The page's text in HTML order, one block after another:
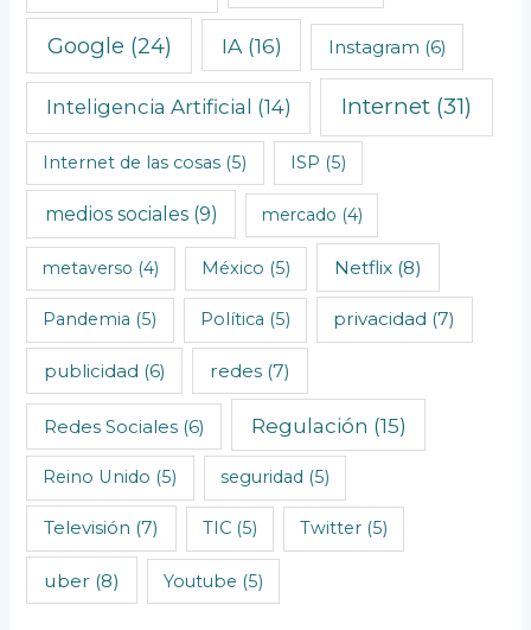
s
Google (24) IA(16) Instagram (6)
Inteligencia Artificial (14) Internet (31)
Internet de las cosas (5) ISP (5)
medios sociales(9) mercado (4)
metaverso (4) México (5) Netflix(8)
Pandemia (5) Política (5) privacidad (7)
publicidad (6) redes (7)
Redes Sociales(6) Regulación (15)
Reino Unido (5) seguridad (5)
Televisión (7) TIC(5) Twitter(5)
uber (8) Youtube (5)